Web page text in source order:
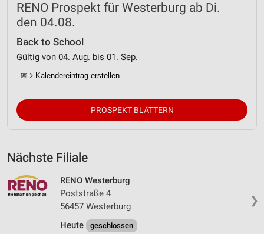
RENO Prospekt für Westerburg ab Di.
den 04.08.
Back to School
Gültig von 04. Aug. bis 01. Sep.
📅 Kalendereintrag erstellen
PROSPEKT BLÄTTERN
Nächste Filiale
❯
RENO Westerburg
Poststraße 4
56457 Westerburg
Heute
geschlossen